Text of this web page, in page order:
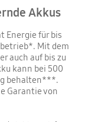
Akkus
Energie für bis
Mit dem
auch auf bis zu
kann bei 500
behalten***.
Garantie von